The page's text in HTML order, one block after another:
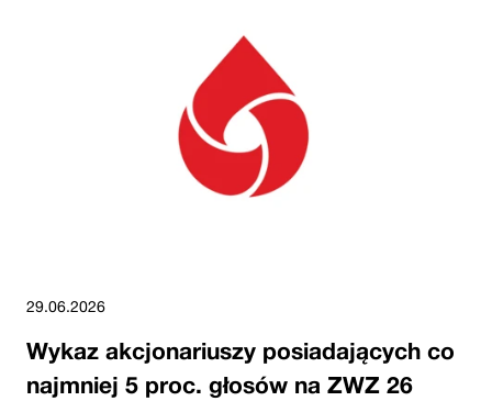
29.06.2026
Wykaz akcjonariuszy posiadających co
najmniej 5 proc. głosów na ZWZ 26